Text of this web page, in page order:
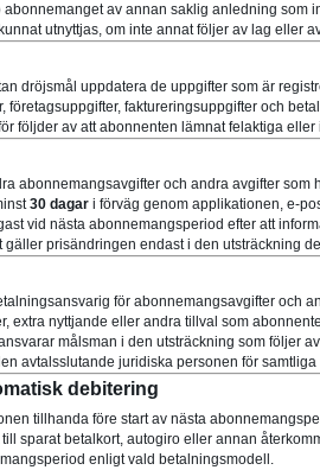
av annan saklig anledning
utnyttjas, om inte annat följer av lag eller
dröjsmål uppdatera de uppgifter som är
företagsuppgifter, faktureringsuppgifter och
följder av att abonnenten lämnat felaktiga
abonnemangsavgifter och andra avgifter som
30 dagar i förväg genom applikationen, e-
vid nästa abonnemangsperiod efter att
gäller prisändringen endast i den utsträckning
för abonnemangsavgifter och
extra nyttjande eller andra tillval som
målsman i den utsträckning som följer
avtalsslutande juridiska personen för
debitering
tillhanda före start av nästa
sparat betalkort, autogiro eller annan
enligt vald betalningsmodell.